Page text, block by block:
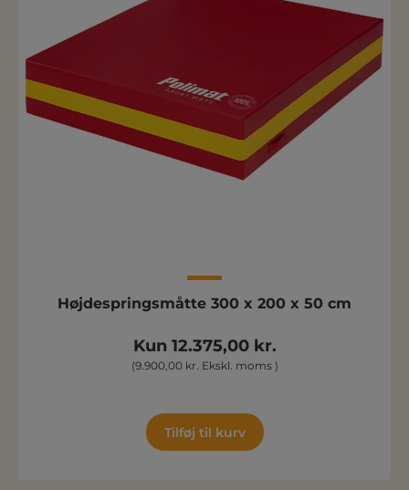
Højdespringsmåtte 300 x 200 x 50 cm
Kun 12.375,00 kr.
(9.900,00 kr. Ekskl. moms )
Tilføj til kurv